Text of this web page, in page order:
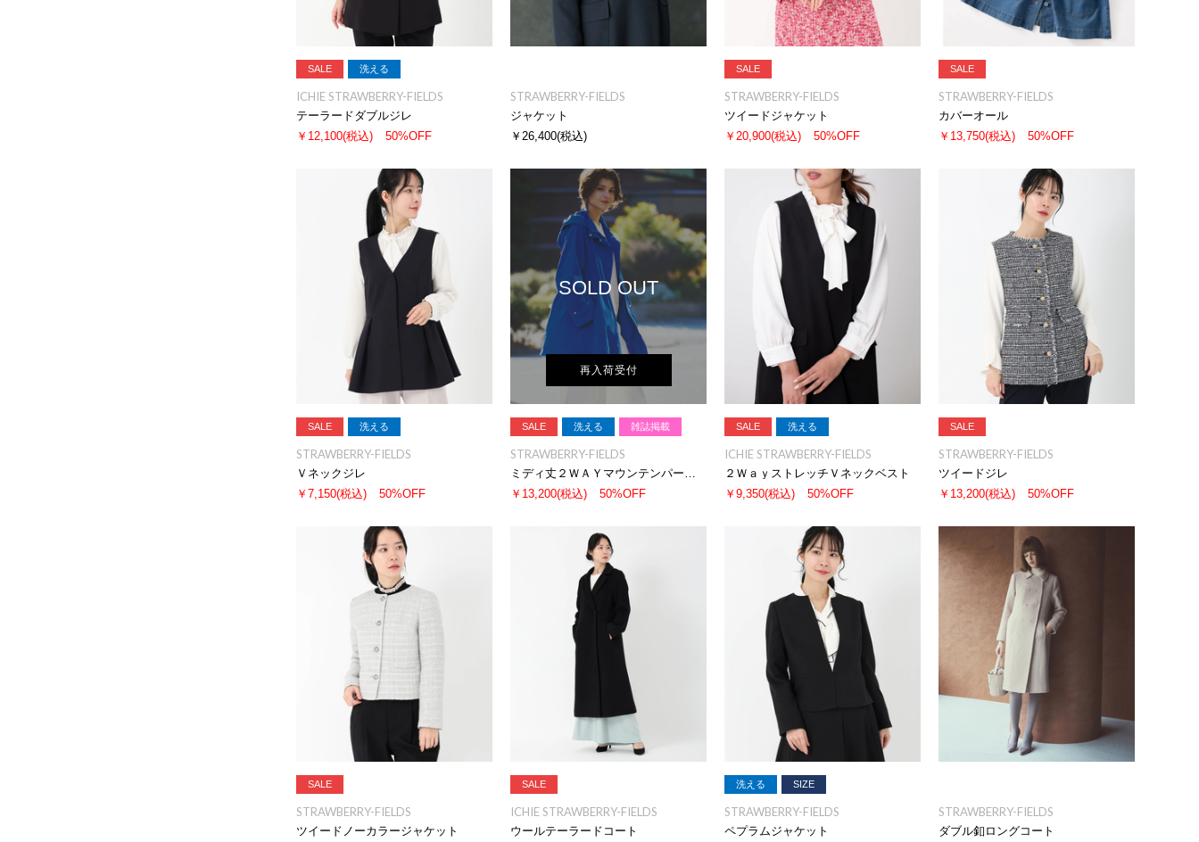
SALE 洗える
ICHIE STRAWBERRY-FIELDS
テーラードダブルジレ
￥12,100(税込) 50%OFF
STRAWBERRY-FIELDS
ジャケット
￥26,400(税込)
SALE
STRAWBERRY-FIELDS
ツイードジャケット
￥20,900(税込) 50%OFF
SALE
STRAWBERRY-FIELDS
カバーオール
￥13,750(税込) 50%OFF
SALE 洗える
STRAWBERRY-FIELDS
Ｖネックジレ
￥7,150(税込) 50%OFF
SOLD OUT
再入荷受付
SALE 洗える 雑誌掲載
STRAWBERRY-FIELDS
ミディ丈２ＷＡＹマウンテンパーカー
￥13,200(税込) 50%OFF
SALE 洗える
ICHIE STRAWBERRY-FIELDS
２ＷａｙストレッチＶネックベスト
￥9,350(税込) 50%OFF
SALE
STRAWBERRY-FIELDS
ツイードジレ
￥13,200(税込) 50%OFF
SALE
STRAWBERRY-FIELDS
ツイードノーカラージャケット
SALE
ICHIE STRAWBERRY-FIELDS
ウールテーラードコート
洗える SIZE
STRAWBERRY-FIELDS
ペプラムジャケット
STRAWBERRY-FIELDS
ダブル釦ロングコート